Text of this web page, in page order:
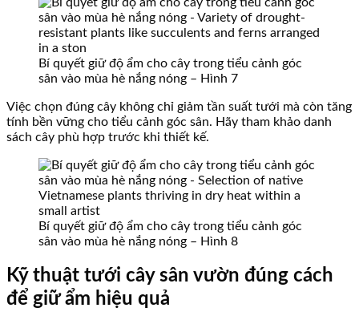
Bí quyết giữ độ ẩm cho cây trong tiểu cảnh góc
sân vào mùa hè nắng nóng – Hình 7
Việc chọn đúng cây không chỉ giảm tần suất tưới mà còn tăng
tính bền vững cho tiểu cảnh góc sân. Hãy tham khảo danh
sách cây phù hợp trước khi thiết kế.
Bí quyết giữ độ ẩm cho cây trong tiểu cảnh góc
sân vào mùa hè nắng nóng – Hình 8
Kỹ thuật tưới cây sân vườn đúng cách
để giữ ẩm hiệu quả